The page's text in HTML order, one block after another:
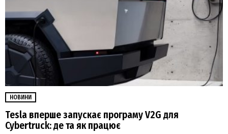
НОВИНИ
Tesla вперше запускає програму V2G для
Cybertruck: де та як працює